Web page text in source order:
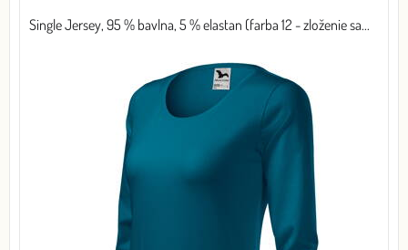
Single Jersey, 95 % bavlna, 5 % elastan (farba 12 - zloženie sa...